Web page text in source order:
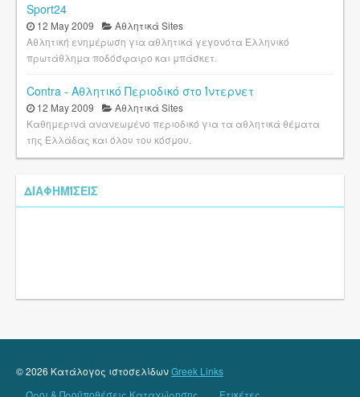
Sport24
12 May 2009
Αθλητικά Sites
Αθλητική ενημέρωση για αθλητικά γεγονότα Ελληνικό
πρωτάθλημα ποδόσφαιρο και μπάσκετ.
Contra - Αθλητικό Περιοδικό στο Ίντερνετ
12 May 2009
Αθλητικά Sites
Καθημερινά ανανεωμένο περιοδικό για τα αθλητικά θέματα
της Ελλάδας και όλου του κόσμου.
ΔΙΑΦΗΜΊΣΕΙΣ
© 2026 Κατάλογος ιστοσελίδωνGreek Links